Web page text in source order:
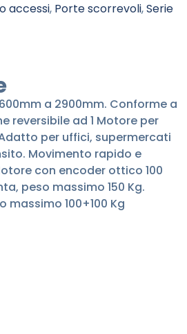
accessi, Porte scorrevoli,Serie
a 2900mm. Conforme a
reversibile ad 1 Motore per
per uffici, supermercati
Movimento rapido e
con encoder ottico 100
peso massimo 150 Kg.
massimo 100+100 Kg